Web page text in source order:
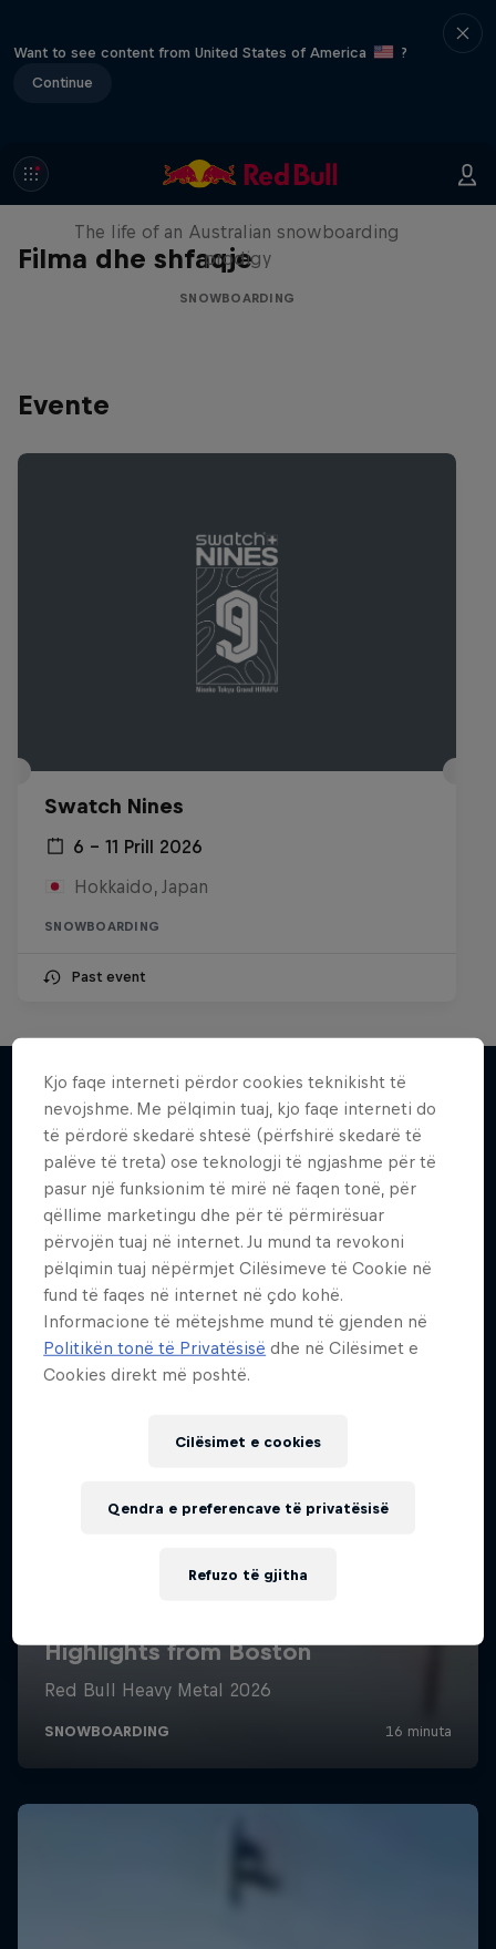
Want to see content from United States of America
?
Continue
Filma dhe shfaqje
Volare: Valentino Guseli
The life of an Australian snowboarding
prodigy
SNOWBOARDING
Evente
Swatch Nines
6 – 11 Prill 2026
Hokkaido, Japan
SNOWBOARDING
Past event
Më shumë si kjo
Kjo faqe interneti përdor cookies teknikisht të
nevojshme. Me pëlqimin tuaj, kjo faqe interneti do
të përdorë skedarë shtesë (përfshirë skedarë të
palëve të treta) ose teknologji të ngjashme për të
pasur një funksionim të mirë në faqen tonë, për
qëllime marketingu dhe për të përmirësuar
përvojën tuaj në internet. Ju mund ta revokoni
pëlqimin tuaj nëpërmjet Cilësimeve të Cookie në
fund të faqes në internet në çdo kohë.
Informacione të mëtejshme mund të gjenden në
Politikën tonë të Privatësisë dhe në Cilësimet e
Cookies direkt më poshtë.
Cilësimet e cookies
Refuzo të gjitha
Qendra e preferencave të privatësisë